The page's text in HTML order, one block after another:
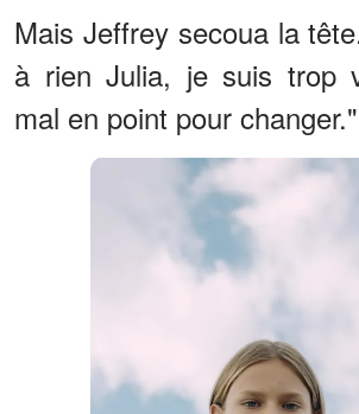
Mais Jeffrey secoua la
à rien Julia, je suis trop
mal en point pour changer."